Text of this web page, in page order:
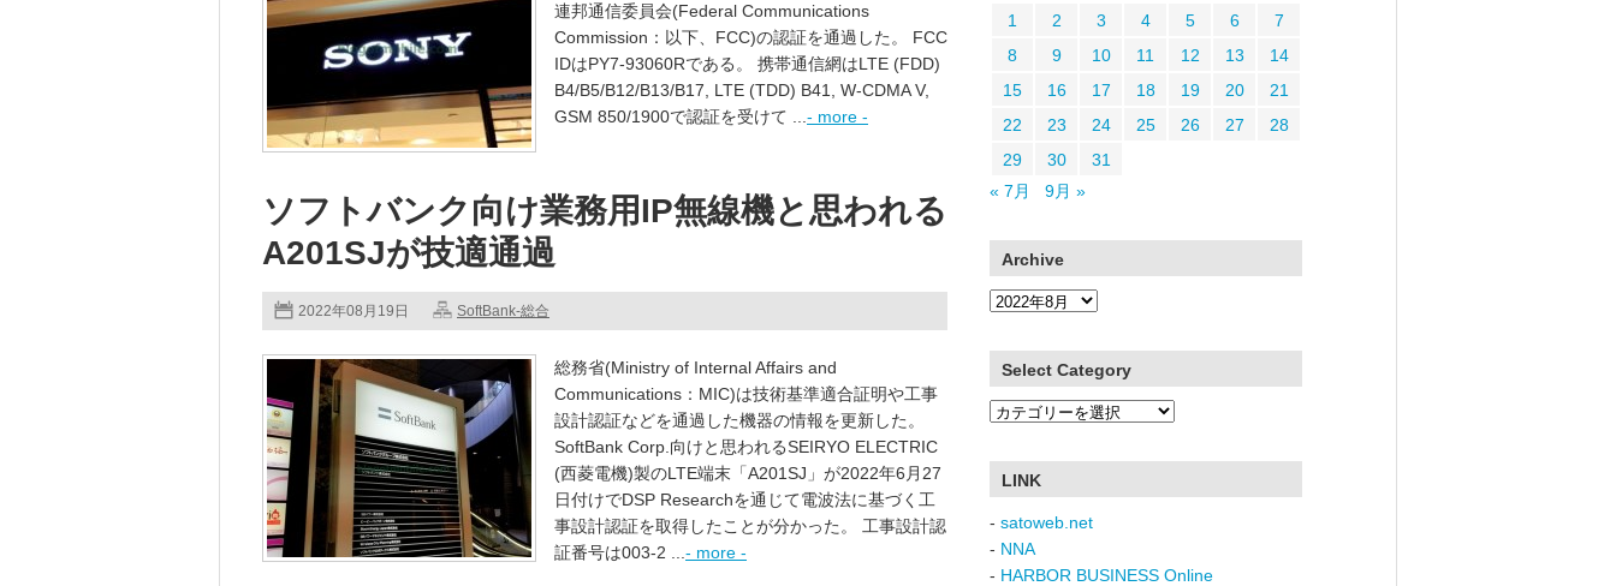
連邦通信委員会(Federal Communications
Commission：以下、FCC)の認証を通過した。 FCC
IDはPY7-93060Rである。 携帯通信網はLTE (FDD)
B4/B5/B12/B13/B17, LTE (TDD) B41, W-CDMA V,
GSM 850/1900で認証を受けて ... - more -
ソフトバンク向け業務用IP無線機と思われる
A201SJが技適通過
2022年08月19日 SoftBank-総合
総務省(Ministry of Internal Affairs and
Communications：MIC)は技術基準適合証明や工事
設計認証などを通過した機器の情報を更新した。
SoftBank Corp.向けと思われるSEIRYO ELECTRIC
(西菱電機)製のLTE端末「A201SJ」が2022年6月27
日付けでDSP Researchを通じて電波法に基づく工
事設計認証を取得したことが分かった。 工事設計認
証番号は003-2 ... - more -
1 2 3 4 5 6
7
8
9 10 11 12 13
14
15
16 17 18 19 20
21
22
23 24 25 26 27
28
29
30
31
« 7月
9月 »
Archive
Archive
Select Category
Select
LINK
- satoweb.net
- NNA
- HARBOR BUSINESS Online